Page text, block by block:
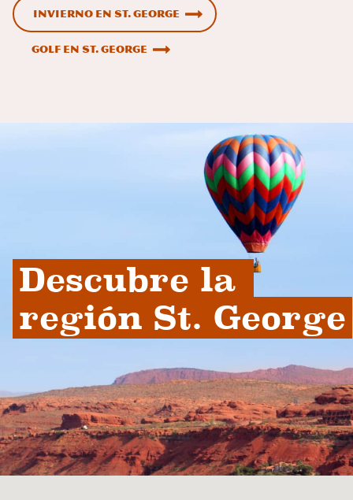
Invierno en St. George
Golf en St. George
Descubre la
región St. George